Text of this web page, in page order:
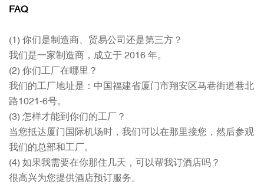
FAQ
(1) 你们是制造商、贸易公司还是第三方？
我们是一家制造商，成立于 2016 年。
(2) 你们工厂在哪里？
我们的工厂地址是：中国福建省厦门市翔安区马巷街道巷北
路1021-6号。
(3) 怎样才能到你们的工厂？
当您抵达厦门国际机场时，我们可以在那里接您，然后参观
我们的总部和工厂。
(4) 如果我需要在你那住几天，可以帮我订酒店吗？
很高兴为您提供酒店预订服务。